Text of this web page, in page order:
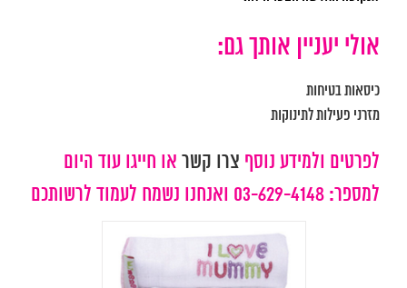
אולי יעניין אותך גם:
כיסאות בטיחות
מזרני פעילות לתינוקות
לפרטים ולמידע נוסף צרו קשר או חייגו עוד היום
למספר: 03-629-4148 ואנחנו נשמח לעמוד לרשותכם